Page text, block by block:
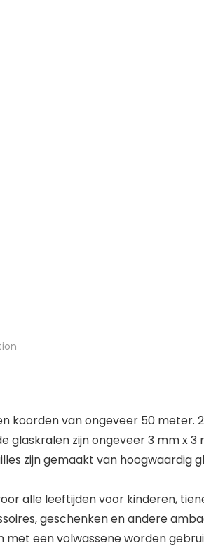
koorden van ongeveer 50 meter.
zijn ongeveer 3 mm x 3
zijn gemaakt van hoogwaardig
alle leeftijden voor kinderen,
geschenken en andere
met een volwassene worden